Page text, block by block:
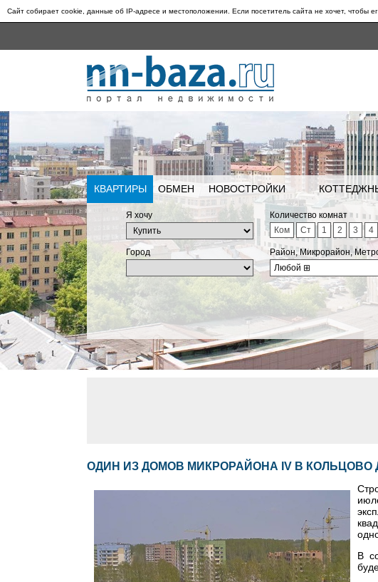
Сайт собирает cookie, данные об IP-адресе и местоположении. Если посетитель сайта не хочет, чтобы
КВАРТИРЫ ОБМЕН НОВОСТРОЙКИ
Я хочу
Количество комнат
Ком
Ст 1 2 3 4
Город
Район, Микрорайон,
Любой ⊞
ОДИН ИЗ ДОМОВ МИКРОРАЙОНА IV В КОЛЬЦОВО
В